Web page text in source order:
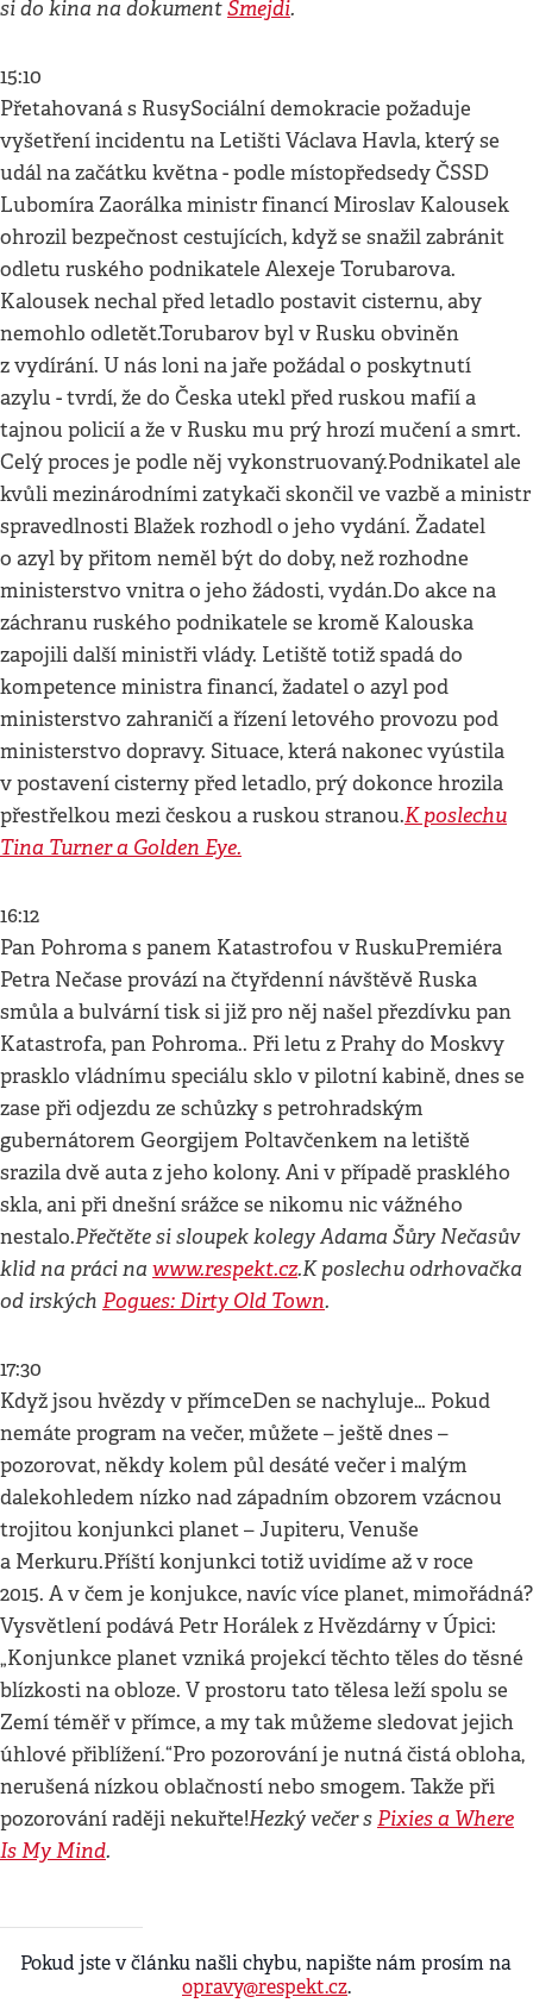
si do kina na dokumentŠmejdi.
15:10
Přetahovaná s RusySociální demokracie požaduje
vyšetření incidentu na Letišti Václava Havla, který se
udál na začátku května - podle místopředsedy ČSSD
Lubomíra Zaorálka ministr financí Miroslav Kalousek
ohrozil bezpečnost cestujících, když se snažil zabránit
odletu ruského podnikatele Alexeje Torubarova.
Kalousek nechal před letadlo postavit cisternu, aby
nemohlo odletět.Torubarov byl v Rusku obviněn
z vydírání. U nás loni na jaře požádal o poskytnutí
azylu - tvrdí, že do Česka utekl před ruskou mafií a
tajnou policií a že v Rusku mu prý hrozí mučení a smrt.
Celý proces je podle něj vykonstruovaný.Podnikatel ale
kvůli mezinárodními zatykači skončil ve vazbě a ministr
spravedlnosti Blažek rozhodl o jeho vydání. Žadatel
o azyl by přitom neměl být do doby, než rozhodne
ministerstvo vnitra o jeho žádosti, vydán.Do akce na
záchranu ruského podnikatele se kromě Kalouska
zapojili další ministři vlády. Letiště totiž spadá do
kompetence ministra financí, žadatel o azyl pod
ministerstvo zahraničí a řízení letového provozu pod
ministerstvo dopravy. Situace, která nakonec vyústila
v postavení cisterny před letadlo, prý dokonce hrozila
přestřelkou mezi českou a ruskou stranou.K poslechu
Tina Turner a Golden Eye.
16:12
Pan Pohroma s panem Katastrofou v RuskuPremiéra
Petra Nečase provází na čtyřdenní návštěvě Ruska
smůla a bulvární tisk si již pro něj našel přezdívku pan
Katastrofa, pan Pohroma.. Při letu z Prahy do Moskvy
prasklo vládnímu speciálu sklo v pilotní kabině, dnes se
zase při odjezdu ze schůzky s petrohradským
gubernátorem Georgijem Poltavčenkem na letiště
srazila dvě auta z jeho kolony. Ani v případě prasklého
skla, ani při dnešní srážce se nikomu nic vážného
nestalo.Přečtěte si sloupek kolegy Adama Šůry Nečasův
klid na práci na www.respekt.cz.K poslechu odrhovačka
od irských Pogues: Dirty Old Town.
17:30
Když jsou hvězdy v přímceDen se nachyluje… Pokud
nemáte program na večer, můžete – ještě dnes –
pozorovat, někdy kolem půl desáté večer i malým
dalekohledem nízko nad západním obzorem vzácnou
trojitou konjunkci planet – Jupiteru, Venuše
a Merkuru.Příští konjunkci totiž uvidíme až v roce
2015. A v čem je konjukce, navíc více planet, mimořádná?
Vysvětlení podává Petr Horálek z Hvězdárny v Úpici:
„Konjunkce planet vzniká projekcí těchto těles do těsné
blízkosti na obloze. V prostoru tato tělesa leží spolu se
Zemí téměř v přímce, a my tak můžeme sledovat jejich
úhlové přiblížení.“Pro pozorování je nutná čistá obloha,
nerušená nízkou oblačností nebo smogem. Takže při
pozorování raději nekuřte!Hezký večer sPixies a Where
Is My Mind.
Pokud jste v článku našli chybu, napište nám prosím na
opravy@respekt.cz.